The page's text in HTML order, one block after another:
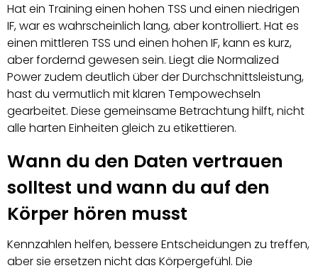
Hat ein Training einen hohen TSS und einen niedrigen
IF, war es wahrscheinlich lang, aber kontrolliert. Hat es
einen mittleren TSS und einen hohen IF, kann es kurz,
aber fordernd gewesen sein. Liegt die Normalized
Power zudem deutlich über der Durchschnittsleistung,
hast du vermutlich mit klaren Tempowechseln
gearbeitet. Diese gemeinsame Betrachtung hilft, nicht
alle harten Einheiten gleich zu etikettieren.
Wann du den Daten vertrauen
solltest und wann du auf den
Körper hören musst
Kennzahlen helfen, bessere Entscheidungen zu treffen,
aber sie ersetzen nicht das Körpergefühl. Die